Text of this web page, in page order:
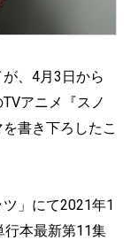
、4月3日から
アニメ『スノ
書き下ろしたこ
」にて2021年1
行本最新第11集